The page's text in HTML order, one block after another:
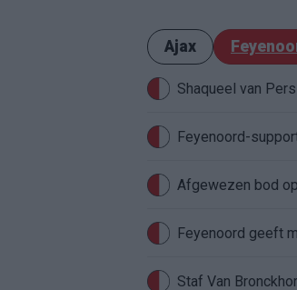
Ajax
Shaqueel van
Feyenoord-
Feyenoord geeft
Staf Van